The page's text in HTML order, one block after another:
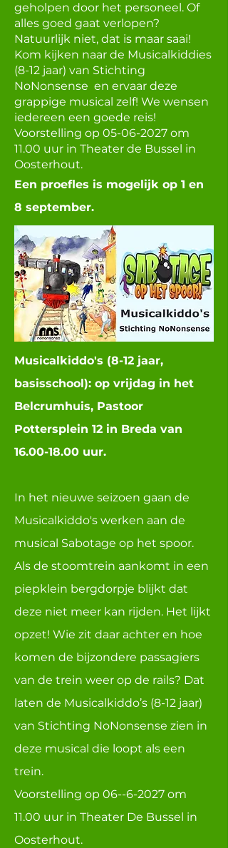
geholpen door het personeel. Of
alles goed gaat verlopen?
Natuurlijk niet, dat is maar saai!
Kom kijken naar de Musicalkiddies
(8-12 jaar) van Stichting
NoNonsense en ervaar deze
grappige musical zelf! We wensen
iedereen een goede reis!
Voorstelling op 05-06-2027 om
11.00 uur in Theater de Bussel in
Oosterhout.
Een proefles is mogelijk op 1 en
8 september.
Musicalkiddo's (8-12 jaar,
basisschool): op vrijdag in het
Belcrumhuis, Pastoor
Pottersplein 12 in Breda van
16.00-18.00 uur.
In het nieuwe seizoen gaan de
Musicalkiddo's werken aan de
musical Sabotage op het spoor.
Als de stoomtrein aankomt in een
piepklein bergdorpje blijkt dat
deze niet meer kan rijden. Het lijkt
opzet! Wie zit daar achter en hoe
komen de bijzondere passagiers
van de trein weer op de rails? Dat
laten de Musicalkiddo’s (8-12 jaar)
van Stichting NoNonsense zien in
deze musical die loopt als een
trein.
Voorstelling op 06--6-2027 om
11.00 uur in Theater De Bussel in
Oosterhout.